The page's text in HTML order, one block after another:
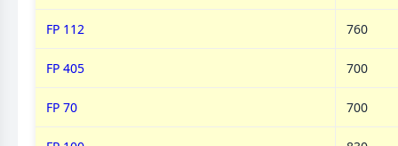
FP 112 760
FP 405 700
FP 70 700